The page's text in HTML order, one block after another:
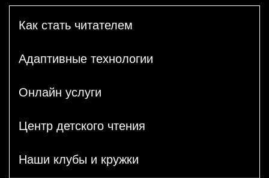
Как стать читателем
Адаптивные технологии
Онлайн услуги
Центр детского чтения
Наши клубы и кружки